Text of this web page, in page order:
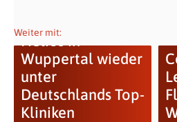
Weiter mit:
Helios in
Wuppertal wieder
unter
Deutschlands Top-
Kliniken